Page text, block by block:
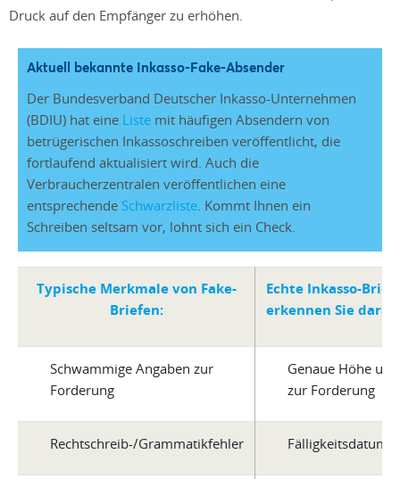
Druck auf den Empfänger zu erhöhen.
Aktuell bekannte Inkasso-Fake-Absender
Der Bundesverband Deutscher Inkasso-Unternehmen
(BDIU) hat eine Liste mit häufigen Absendern von
betrügerischen Inkassoschreiben veröffentlicht, die
fortlaufend aktualisiert wird. Auch die
Verbraucherzentralen veröffentlichen eine
entsprechende Schwarzliste . Kommt Ihnen ein
Schreiben seltsam vor, lohnt sich ein Check.
Typische Merkmale von Fake-
Briefen:
Echte Inkasso-
erkennen Sie
Schwammige Angaben zur
Forderung
Genaue Höhe
zur Forderung
Rechtschreib-/Grammatikfehler Fälligkeitsdatum